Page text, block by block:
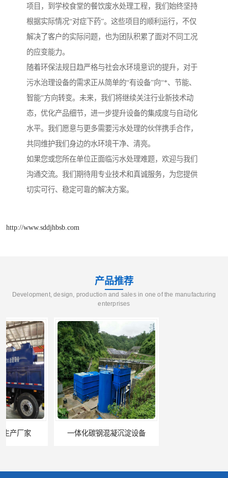
项目，到学校食堂的餐饮废水处理工程，我们始终坚持
根据实际情况“对症下药”。这些项目的顺利运行，不仅
解决了客户的实际问题，也为团队积累了面对不同工况
的应变能力。
随着环保法规日趋严格与社会水环境意识的提升，对于
污水治理设备的需求正从简单的“有设备”向“*、节能、
智能”方向转变。未来，我们将继续关注行业新技术动
态，优化产品细节，进一步提升设备的集成度与自动化
水平。我们愿意与更多需要污水处理的伙伴携手合作，
共同维护我们身边的水环境干净、清亮。
如果您或您所在单位正面临污水处理难题，欢迎与我们
沟通交流。我们期待用专业技术和真诚服务，为您提供
切实可行、稳定可靠的解决方案。
http://www.sddjhbsb.com
产品推荐
Development, design, production and sales in one of the manufacturing
enterprises
一体化碳钢混凝沉淀设备 磁絮凝污水处理设备生产厂家